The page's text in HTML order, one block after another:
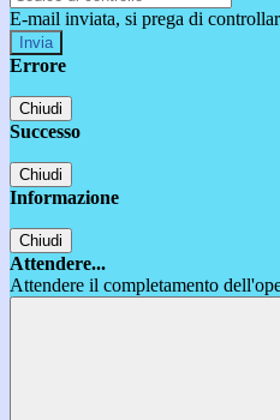
E-mail inviata, si prega di
Errore
Chiudi
Successo
Chiudi
Informazione
Chiudi
Attendere...
Attendere il completamento